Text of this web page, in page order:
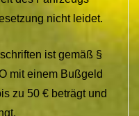
nicht leidet.
ist gemäß §
mit einem Bußgeld
zu 50 € beträgt und